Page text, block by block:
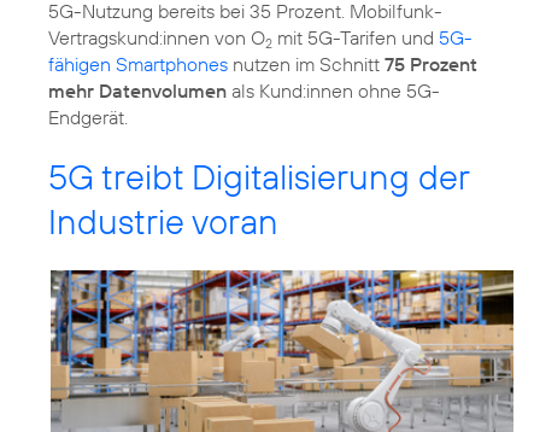
5G-Nutzung bereits bei 35 Prozent. Mobilfunk-
Vertragskund:innen von O2 mit 5G-Tarifen und 5G-
fähigen Smartphones nutzen im Schnitt 75 Prozent
mehr Datenvolumen als Kund:innen ohne 5G-
Endgerät.
5G treibt Digitalisierung der
Industrie voran